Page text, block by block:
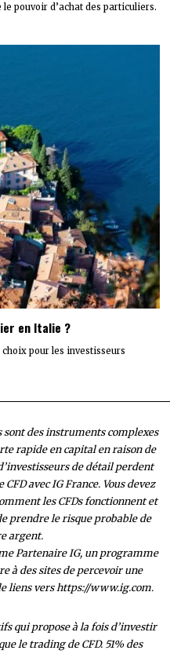
pouvoir d’achat des particuliers.
en Italie ?
pour les investisseurs
sont des instruments complexes
rapide en capital en raison de
de détail perdent
avec IG France. Vous devez
les CFDs fonctionnent et
prendre le risque probable de
argent.
Partenaire IG, un programme
à des sites de percevoir une
liens vers https://www.ig.com.
qui propose à la fois d’investir
le trading de CFD. 51% des